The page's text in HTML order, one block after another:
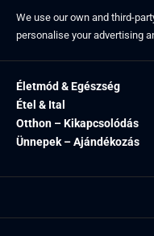
We use our own and third-
personalise your advertising
Életmód & Egészség
Étel & Ital
Otthon – Kikapcsolódás
Ünnepek – Ajándékozás